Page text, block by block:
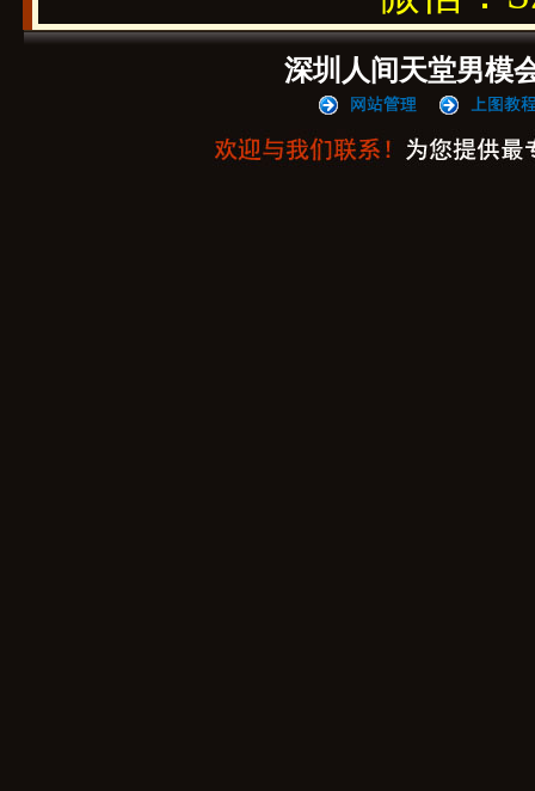
深圳人间天堂男模